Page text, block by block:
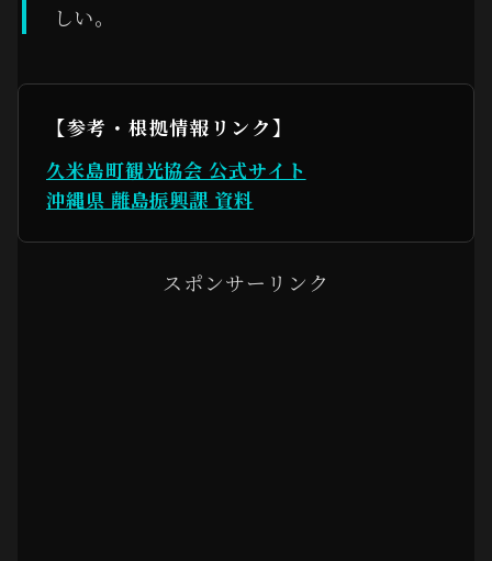
しい。
【参考・根拠情報リンク】
久米島町観光協会 公式サイト
沖縄県 離島振興課 資料
スポンサーリンク